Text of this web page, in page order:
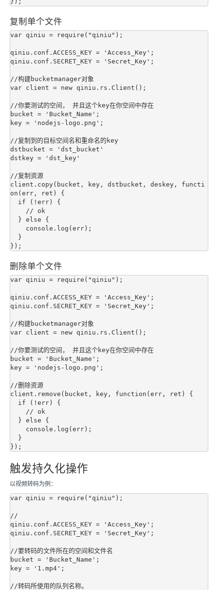
复制单个文件
var qiniu = require("qiniu");
qiniu.conf.ACCESS_KEY = 'Access_Key';
qiniu.conf.SECRET_KEY = 'Secret_Key';
//构建bucketmanager对象
var client = new qiniu.rs.Client();
//你要测试的空间， 并且这个key在你空间中存在
bucket = 'Bucket_Name';
key = 'nodejs-logo.png';
//复制到的目标空间名和重命名的key
dstbucket = 'dst_bucket'
dstkey = 'dst_key'
//复制资源
client.copy(bucket, key, dstbucket, deskey, functi
on(err, ret) {
删除单个文件
var qiniu = require("qiniu");
qiniu.conf.ACCESS_KEY = 'Access_Key';
qiniu.conf.SECRET_KEY = 'Secret_Key';
//构建bucketmanager对象
var client = new qiniu.rs.Client();
//你要测试的空间， 并且这个key在你空间中存在
bucket = 'Bucket_Name';
key = 'nodejs-logo.png';
//删除资源
client.remove(bucket, key, function(err, ret) {
触发持久化操作
以视频转码为例：
var qiniu = require("qiniu");
//
qiniu.conf.ACCESS_KEY = 'Access_Key';
qiniu.conf.SECRET_KEY = 'Secret_Key';
//要转码的文件所在的空间和文件名
bucket = 'Bucket_Name';
key = '1.mp4';
//转码所使用的队列名称。